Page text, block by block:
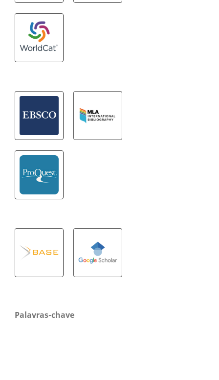
Palavras-chave